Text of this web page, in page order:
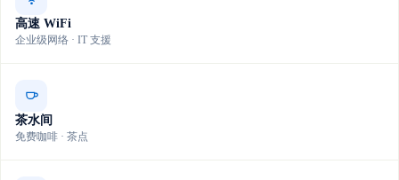
高速 WiFi
企业级网络 · IT 支援
茶水间
免费咖啡 · 茶点